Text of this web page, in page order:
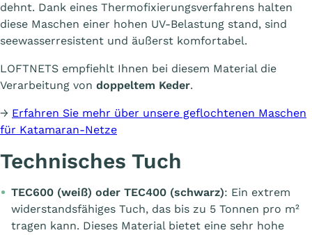
dehnt. Dank eines Thermofixierungsverfahrens halten
diese Maschen einer hohen UV-Belastung stand, sind
seewasserresistent und äußerst komfortabel.
LOFTNETS empfiehlt Ihnen bei diesem Material die
Verarbeitung von doppeltem Keder.
→ Erfahren Sie mehr über unsere geflochtenen Maschen
für Katamaran-Netze
Technisches Tuch
TEC600 (weiß) oder TEC400 (schwarz): Ein extrem
widerstandsfähiges Tuch, das bis zu 5 Tonnen pro m²
tragen kann. Dieses Material bietet eine sehr hohe